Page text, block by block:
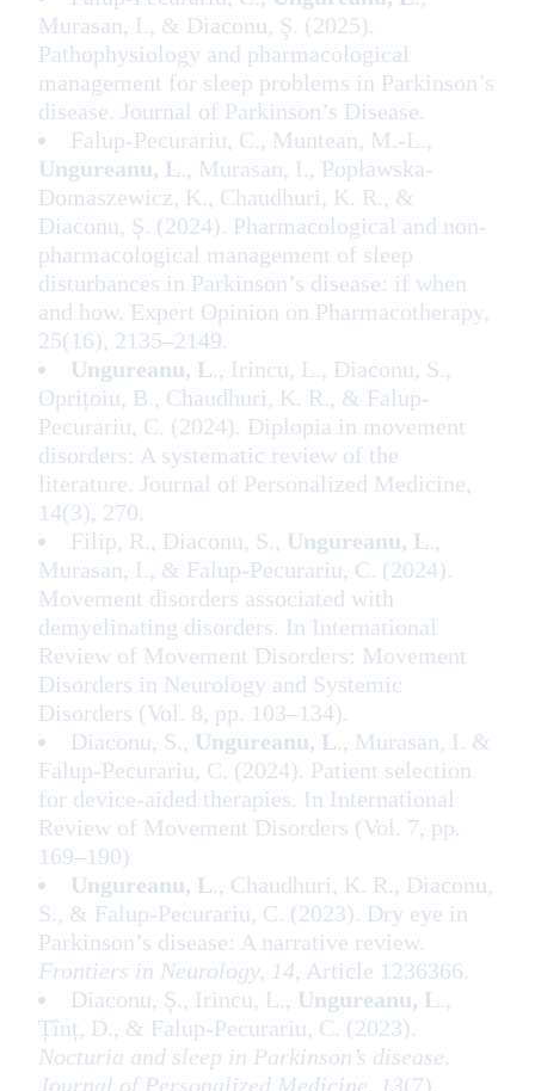
Murasan, I., & Diaconu, Ş. (2025).
Pathophysiology and pharmacological
management for sleep problems in Parkinson’s
disease. Journal of Parkinson’s Disease.
Falup-Pecurariu, C., Muntean, M.-L.,
Ungureanu, L., Murasan, I., Popławska-
Domaszewicz, K., Chaudhuri, K. R., &
Diaconu, Ş. (2024). Pharmacological and non-
pharmacological management of sleep
disturbances in Parkinson’s disease: if when
and how. Expert Opinion on Pharmacotherapy,
25(16), 2135–2149.
Ungureanu, L., Irincu, L., Diaconu, S.,
Oprițoiu, B., Chaudhuri, K. R., & Falup-
Pecurariu, C. (2024). Diplopia in movement
disorders: A systematic review of the
literature. Journal of Personalized Medicine,
14(3), 270.
Filip, R., Diaconu, S., Ungureanu, L.,
Murasan, I., & Falup-Pecurariu, C. (2024).
Movement disorders associated with
demyelinating disorders. In International
Review of Movement Disorders: Movement
Disorders in Neurology and Systemic
Disorders (Vol. 8, pp. 103–134).
Diaconu, S., Ungureanu, L., Murasan, I. &
Falup-Pecurariu, C. (2024). Patient selection
for device-aided therapies. In International
Review of Movement Disorders (Vol. 7, pp.
169–190)
Ungureanu, L., Chaudhuri, K. R., Diaconu,
S., & Falup-Pecurariu, C. (2023). Dry eye in
Parkinson’s disease: A narrative review.
Frontiers in Neurology, 14, Article 1236366.
Diaconu, Ş., Irincu, L., Ungureanu, L.,
Țînț, D., & Falup-Pecurariu, C. (2023).
Nocturia and sleep in Parkinson’s disease.
Journal of Personalized Medicine, 13(7),